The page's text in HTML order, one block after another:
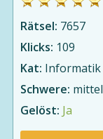
Rätsel: 7657
Klicks: 109
Kat: Informatik
Schwere: mittel
Gelöst: Ja